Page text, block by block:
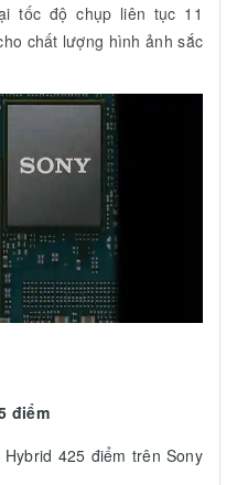
tốc độ chụp liên tục 11
chất lượng hình ảnh sắc
điểm
425 điểm trên Sony